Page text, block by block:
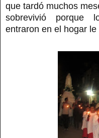
que tardó muchos
sobrevivió porque
entraron en el hogar